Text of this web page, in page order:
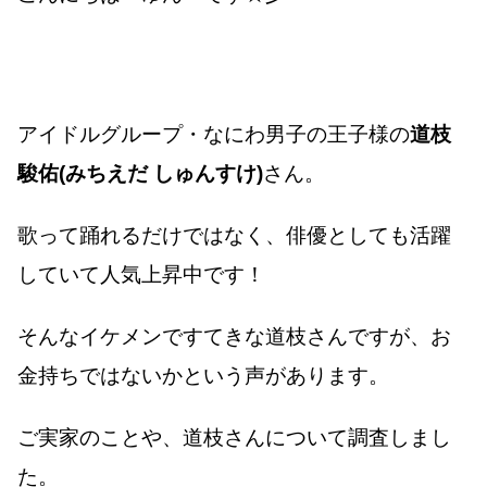
アイドルグループ・なにわ男子の王子様の道枝
駿佑(みちえだ しゅんすけ)さん。
歌って踊れるだけではなく、俳優としても活躍
していて人気上昇中です！
そんなイケメンですてきな道枝さんですが、お
金持ちではないかという声があります。
ご実家のことや、道枝さんについて調査しまし
た。